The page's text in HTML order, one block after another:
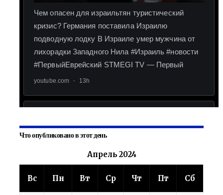
Что опубликовано в этот день
Апрель 2024
Вс Пн Вт Ср Чт Пт Сб